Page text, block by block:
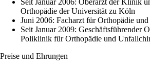
Orthopädie der Universität zu Köln
Juni 2006: Facharzt für Orthopädie
Seit Januar 2009: Geschäftsführender
Poliklinik für Orthopädie und
Preise und Ehrungen